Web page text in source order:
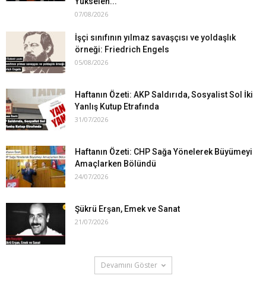
07/08/2026
İşçi sınıfının yılmaz savaşçısı ve yoldaşlık
örneği: Friedrich Engels
05/08/2026
Haftanın Özeti: AKP Saldırıda, Sosyalist Sol İki
Yanlış Kutup Etrafında
31/07/2026
Haftanın Özeti: CHP Sağa Yönelerek Büyümeyi
Amaçlarken Bölündü
24/07/2026
Şükrü Erşan, Emek ve Sanat
21/07/2026
Devamını Göster